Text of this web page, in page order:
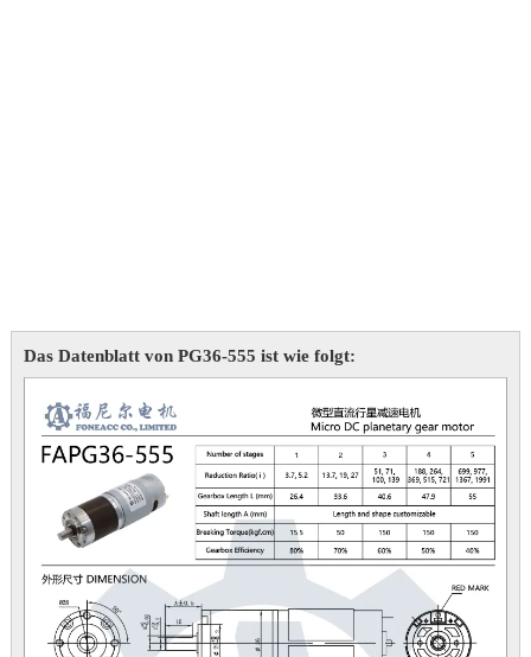
Das Datenblatt von PG36-555 ist wie folgt: